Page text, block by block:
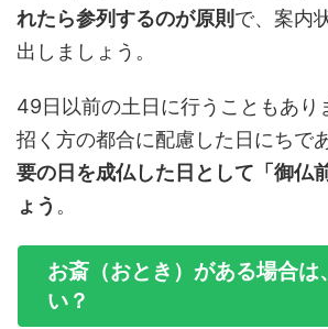
れたら参列するのが原則 で、案内
出しましょう。
49日以前の土日に行うこともあり
招く方の都合に配慮した日にちで
要の日を成仏した日として「御仏
ょう 。
お斎（おとき）がある場合は
い？